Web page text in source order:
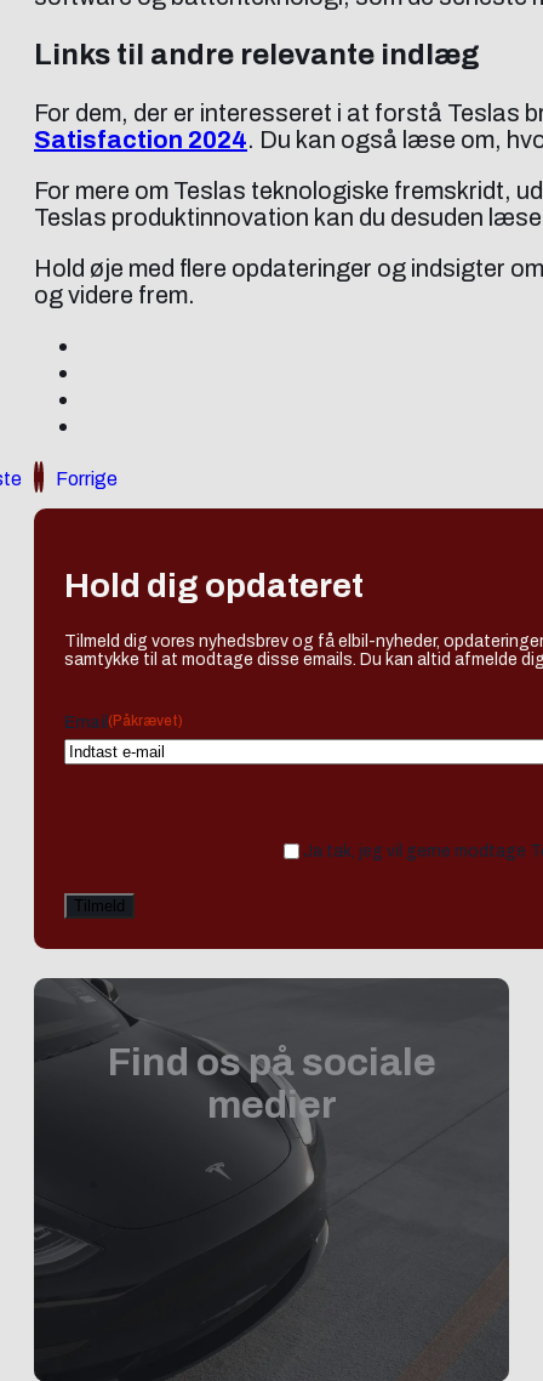
Links til andre relevante indlæg
For dem, der er interesseret i at forstå Teslas
Satisfaction 2024. Du kan også læse om,
For mere om Teslas teknologiske fremskridt,
Teslas produktinnovation kan du desuden
Hold øje med flere opdateringer og indsigter
og videre frem.
Forrige
Hold dig opdateret
Tilmeld dig vores nyhedsbrev og få elbil-nyheder,
samtykke til at modtage disse emails. Du kan altid afmelde
Email (Påkrævet)
Ja tak, jeg vil gerne modtage
Find os på sociale
medier